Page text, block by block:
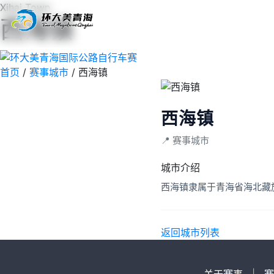
Xihai Town
西海镇
首页 / 赛事城市 / 西海镇
西海镇
📍 赛事城市
城市介绍
西海镇隶属于青海省海北
返回城市列表